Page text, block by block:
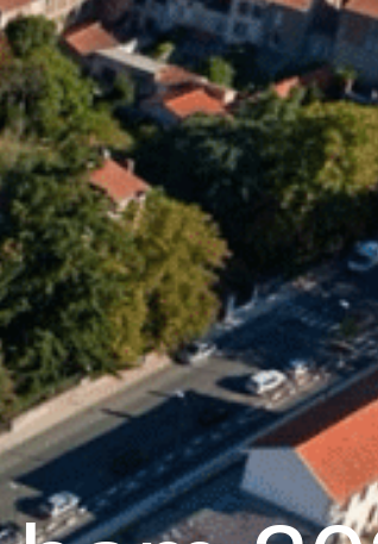
Services pratiques